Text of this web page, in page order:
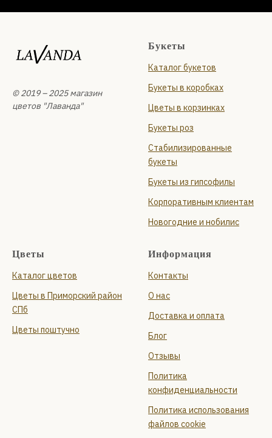
© 2019 – 2025 магазин
цветов "Лаванда"
Букеты
Каталог букетов
Букеты в коробках
Цветы в корзинках
Букеты роз
Стабилизированные
букеты
Букеты из гипсофилы
Корпоративным клиентам
Новогодние и нобилис
Цветы
Каталог цветов
Цветы в Приморский район
СПб
Цветы поштучно
Информация
Контакты
О нас
Доставка и оплата
Блог
Отзывы
Политика
конфиденциальности
Политика использования
файлов cookie